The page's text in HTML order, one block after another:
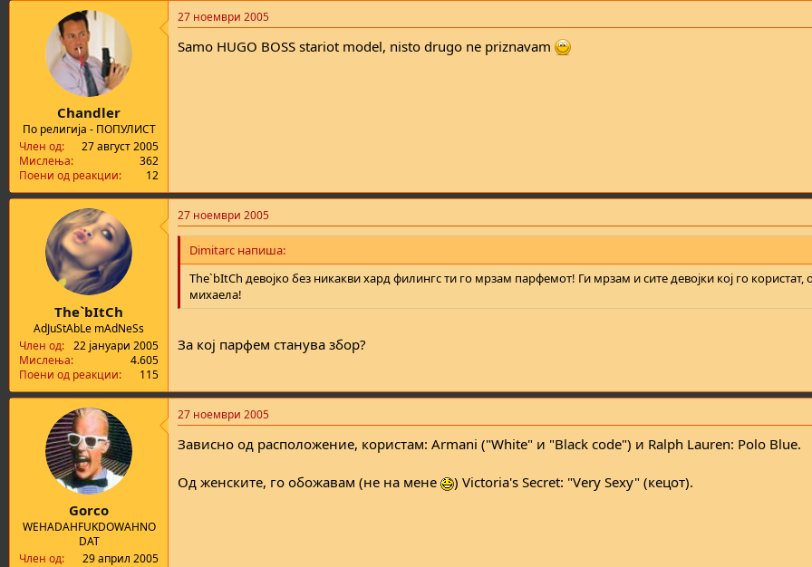
Chandler
По религија - ПОПУЛИСТ
Член од
27 август 2005
Мислења
362
Поени од реакции
12
27 ноември 2005
Samo HUGO BOSS stariot model, nisto drugo ne priznavam
The`bItCh
AdJuStAbLe mAdNeSs
Член од
22 јануари 2005
Мислења
4.605
Поени од реакции
115
27 ноември 2005
Dimitarc напиша:
The`bItCh девојко без никакви хард филингс ти го мрзам парфемот! Ги мрзам и сите девојки кој го користат,
михаела!
За кој парфем станува збор?
Gorco
WEHADAHFUKDOWAHNO
DAT
Член од
29 април 2005
27 ноември 2005
Зависно од расположение, користам: Armani ("White" и "Black code") и Ralph Lauren: Polo Blue.
Од женските, го обожавам (не на мене ) Victoria's Secret: "Very Sexy" (кецот).